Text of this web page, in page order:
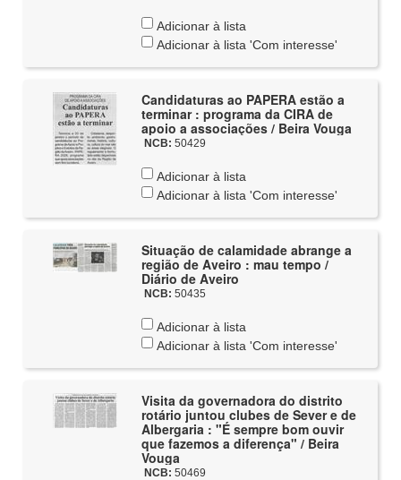
Adicionar à lista
Adicionar à lista 'Com interesse'
Candidaturas ao PAPERA estão a
terminar : programa da CIRA de
apoio a associações / Beira Vouga
NCB: 50429
Adicionar à lista
Adicionar à lista 'Com interesse'
Situação de calamidade abrange a
região de Aveiro : mau tempo /
Diário de Aveiro
NCB: 50435
Adicionar à lista
Adicionar à lista 'Com interesse'
Visita da governadora do distrito
rotário juntou clubes de Sever e de
Albergaria : "É sempre bom ouvir
que fazemos a diferença" / Beira
Vouga
NCB: 50469